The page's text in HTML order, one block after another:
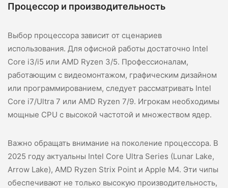
Процессор и производительность
Выбор процессора зависит от сценариев
использования. Для офисной работы достаточно Intel
Core i3/i5 или AMD Ryzen 3/5. Профессионалам,
работающим с видеомонтажом, графическим дизайном
или программированием, следует рассматривать Intel
Core i7/Ultra 7 или AMD Ryzen 7/9. Игрокам необходимы
мощные CPU с высокой частотой и множеством ядер.
Важно обращать внимание на поколение процессора. В
2025 году актуальны Intel Core Ultra Series (Lunar Lake,
Arrow Lake), AMD Ryzen Strix Point и Apple M4. Эти чипы
обеспечивают не только высокую производительность,